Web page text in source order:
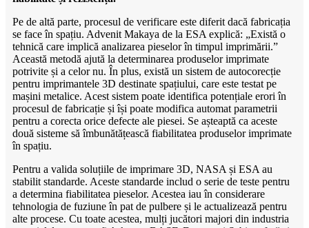
Pe de altă parte, procesul de verificare este diferit dacă fabricația
se face în spațiu. Advenit Makaya de la ESA explică: „Există o
tehnică care implică analizarea pieselor în timpul imprimării.”
Această metodă ajută la determinarea produselor imprimate
potrivite și a celor nu. În plus, există un sistem de autocorecție
pentru imprimantele 3D destinate spațiului, care este testat pe
mașini metalice. Acest sistem poate identifica potențiale erori în
procesul de fabricație și își poate modifica automat parametrii
pentru a corecta orice defecte ale piesei. Se așteaptă ca aceste
două sisteme să îmbunătățească fiabilitatea produselor imprimate
în spațiu.
Pentru a valida soluțiile de imprimare 3D, NASA și ESA au
stabilit standarde. Aceste standarde includ o serie de teste pentru
a determina fiabilitatea pieselor. Acestea iau în considerare
tehnologia de fuziune în pat de pulbere și le actualizează pentru
alte procese. Cu toate acestea, mulți jucători majori din industria